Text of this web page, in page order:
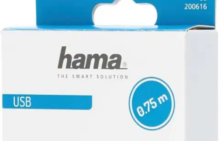
Hama USB-kaapeli, 2 in 1,
USB-A uros - Micro-USB uros /
USB-C uros, USB 2.0, 480
Mbit/s, 0,75 m